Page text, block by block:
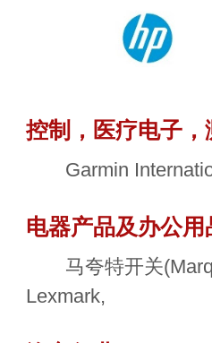
控制，医疗电子
Garmin
电器产品及办公用
马夸特开关
Lexmark,